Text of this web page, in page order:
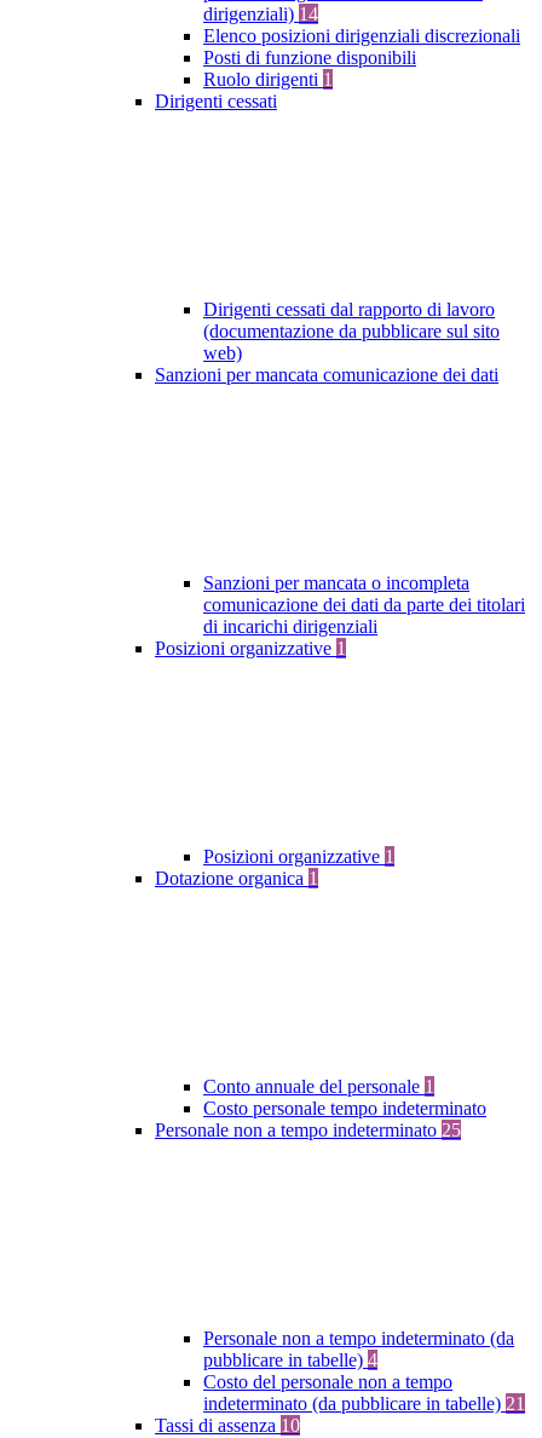
dirigenziali) 14
Elenco posizioni dirigenziali discrezionali
Posti di funzione disponibili
Ruolo dirigenti 1
Dirigenti cessati
Dirigenti cessati dal rapporto di lavoro
(documentazione da pubblicare sul sito
web)
Sanzioni per mancata comunicazione dei dati
Sanzioni per mancata o incompleta
comunicazione dei dati da parte dei titolari
di incarichi dirigenziali
Posizioni organizzative 1
Posizioni organizzative 1
Dotazione organica 1
Conto annuale del personale 1
Costo personale tempo indeterminato
Personale non a tempo indeterminato 25
Personale non a tempo indeterminato (da
pubblicare in tabelle) 4
Costo del personale non a tempo
indeterminato (da pubblicare in tabelle) 21
Tassi di assenza 10